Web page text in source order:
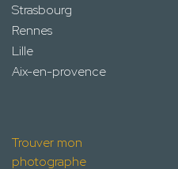
Strasbourg
Rennes
Lille
Aix-en-provence
Trouver mon
photographe